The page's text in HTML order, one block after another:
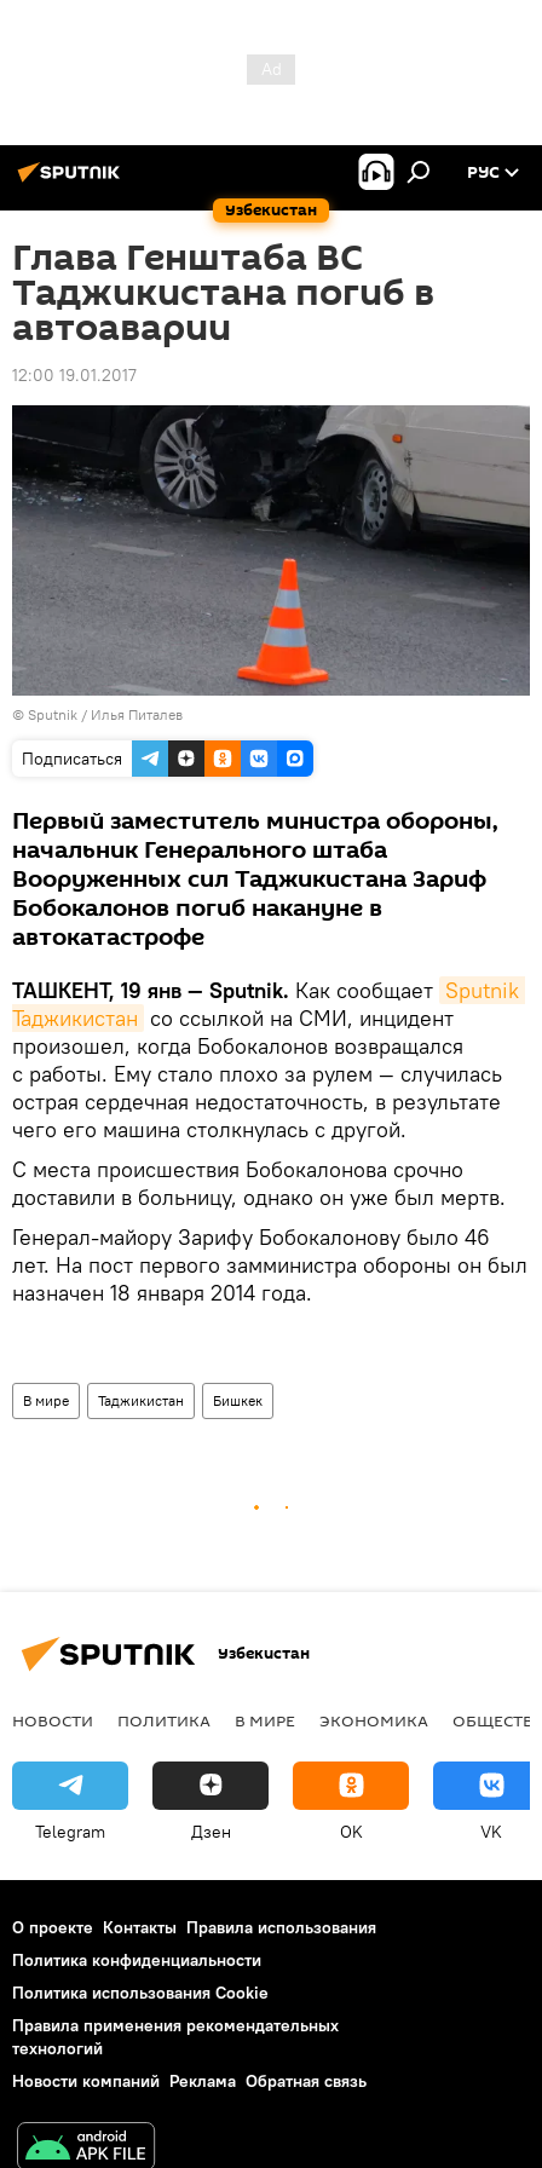
Узбекистан
РУС
Глава Генштаба ВС
Таджикистана погиб в
автоаварии
12:00 19.01.2017
© Sputnik / Илья Питалев
Подписаться
Первый заместитель министра обороны,
начальник Генерального штаба
Вооруженных сил Таджикистана Зариф
Бобокалонов погиб накануне в
автокатастрофе
ТАШКЕНТ, 19 янв — Sputnik. Как сообщает Sputnik
Таджикистан со ссылкой на СМИ, инцидент
произошел, когда Бобокалонов возвращался
с работы. Ему стало плохо за рулем — случилась
острая сердечная недостаточность, в результате
чего его машина столкнулась с другой.
С места происшествия Бобокалонова срочно
доставили в больницу, однако он уже был мертв.
Генерал-майору Зарифу Бобокалонову было 46
лет. На пост первого замминистра обороны он был
назначен 18 января 2014 года.
В мире Таджикистан Бишкек
Узбекистан
НОВОСТИ ПОЛИТИКА В МИРЕ ЭКОНОМИКА
Telegram Дзен OK VK
О проекте Контакты Правила использования
Политика конфиденциальности
Политика использования Cookie
Правила применения рекомендательных
технологий
Новости компаний Реклама Обратная связь